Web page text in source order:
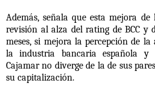
Además, señala que esta mejora
revisión al alza del rating de BCC y
meses, si mejora la percepción de la
la industria bancaria española y
Cajamar no diverge de la de sus
su capitalización.